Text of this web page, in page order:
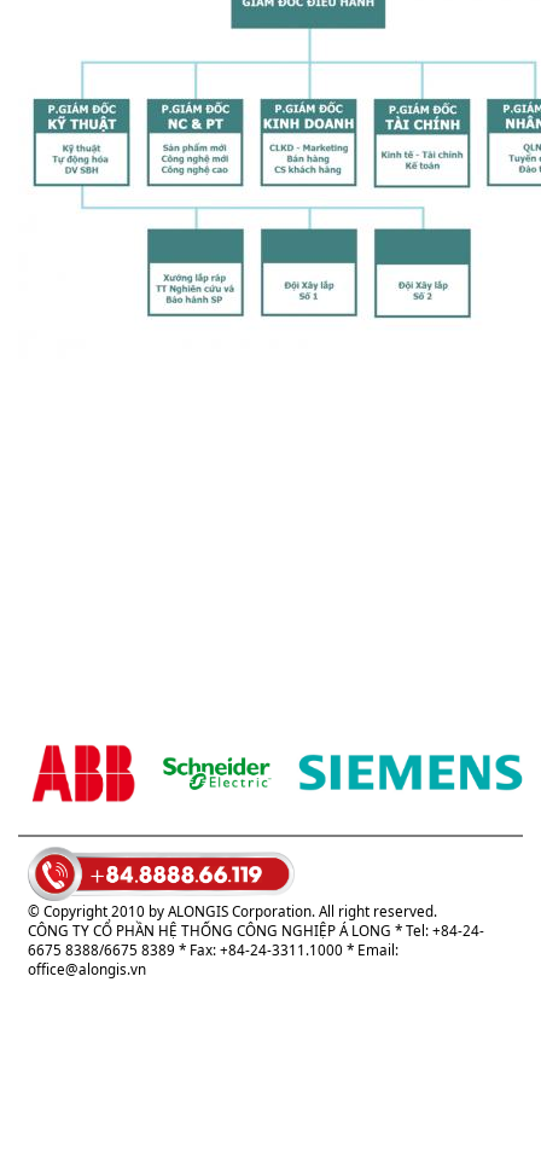
© Copyright 2010 by ALONGIS Corporation. All right reserved.
CÔNG TY CỔ PHẦN HỆ THỐNG CÔNG NGHIỆP Á LONG * Tel: +84-24-
6675 8388/6675 8389 * Fax: +84-24-3311.1000 * Email:
office@alongis.vn